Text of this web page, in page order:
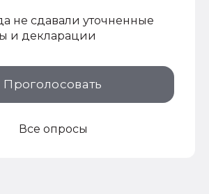
не сдавали уточненные
и декларации
Проголосовать
Все опросы